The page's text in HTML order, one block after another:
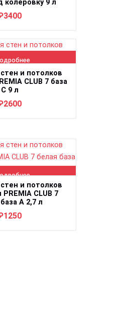
колеровку 9 л
и потолков
CLUB 7 база
C 9 л
и потолков
CLUB 7
А 2,7 л